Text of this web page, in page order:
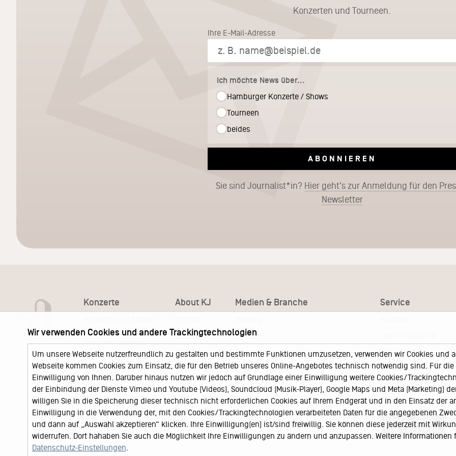
Konzerten und Tourneen.
Ihre E-Mail-Adresse
Ich möchte News über...
Hamburger Konzerte / Shows
Tourneen
beides
ABONNIEREN
Sie sind Journalist*in? Hier geht's zur Anmeldung für den
Newsletter
Konzerte
KJ Ticketshop
Unser neuer Ticketshop
News
Locations
About KJ
KJ60
Team
Keychange
Jobs
Medien & Branche
Presse
Pressematerial – Festivals
Akkreditierungsformular – Festivals
Service
FAQ / Hilfe
Ticketshop Hamburg
Gutscheine
Callback-Service
Ticketservice
040 - 413 22 60
Wir verwenden Cookies und andere Trackingtechnologien
Um unsere Webseite nutzerfreundlich zu gestalten und bestimmte Funktionen umzusetzen, verwenden wir Cookies und
Webseite kommen Cookies zum Einsatz, die für den Betrieb unseres Online-Angebotes technisch notwendig sind. Für
Einwilligung von Ihnen. Darüber hinaus nutzen wir jedoch auf Grundlage einer Einwilligung weitere Cookies/
der Einbindung der Dienste Vimeo und Youtube (Videos), Soundcloud (Musik-Player), Google Maps und Meta (Marketing)
willigen Sie in die Speicherung dieser technisch nicht erforderlichen Cookies auf Ihrem Endgerät und in den Einsatz der
Einwilligung in die Verwendung der, mit den Cookies/Trackingtechnologien verarbeiteten Daten für die angegebenen
und dann auf „Auswahl akzeptieren“ klicken. Ihre Einwilligung(en) ist/sind freiwillig. Sie können diese jederzeit mit
widerrufen. Dort hahaben Sie auch die Möglichkeit Ihre Einwilligungen zu ändern und anzupassen. Weitere
Datenschutz-Einstellungen